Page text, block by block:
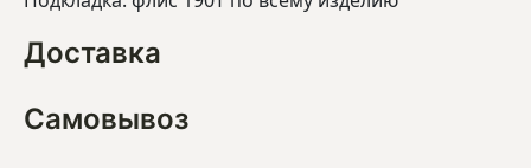
Доставка
Самовывоз